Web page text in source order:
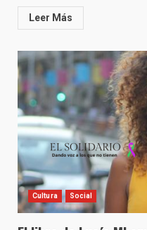
Leer Más
Cultura Social